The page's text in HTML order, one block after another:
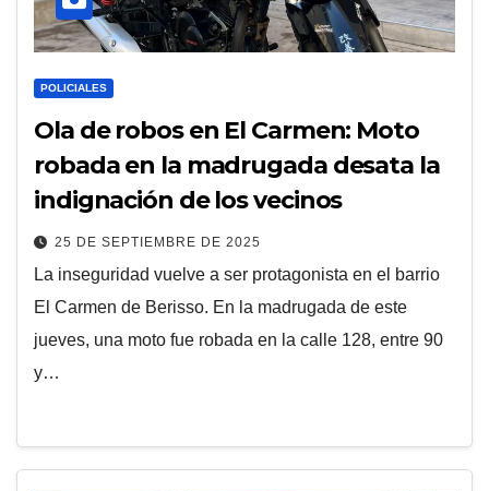
POLICIALES
Ola de robos en El Carmen: Moto
robada en la madrugada desata la
indignación de los vecinos
25 DE SEPTIEMBRE DE 2025
La inseguridad vuelve a ser protagonista en el barrio
El Carmen de Berisso. En la madrugada de este
jueves, una moto fue robada en la calle 128, entre 90
y…